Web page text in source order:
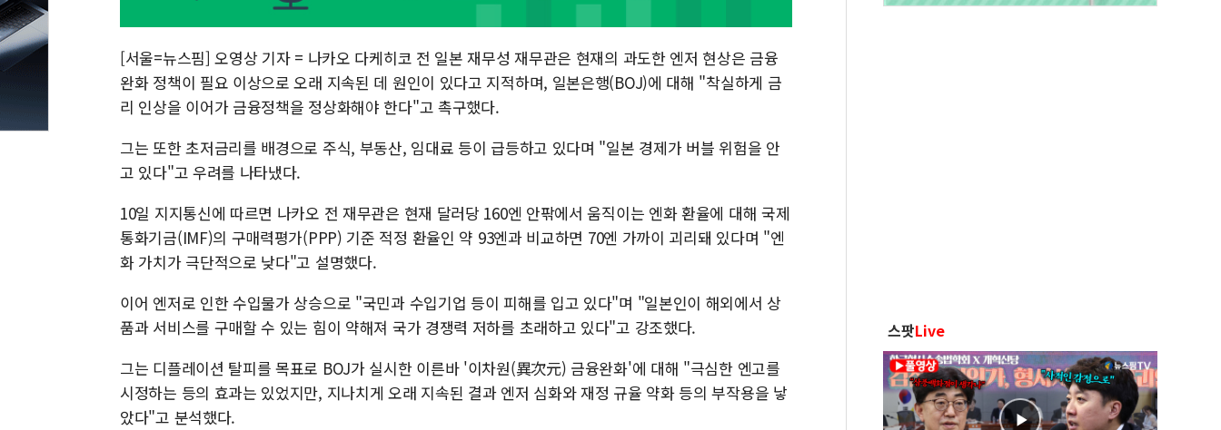
[서울=뉴스핌] 오영상 기자 = 나카오 다케히코 전 일본 재무성 재무관은 현재의 과도한 엔저 현상은 금융
완화 정책이 필요 이상으로 오래 지속된 데 원인이 있다고 지적하며, 일본은행(BOJ)에 대해 "착실하게 금
리 인상을 이어가 금융정책을 정상화해야 한다"고 촉구했다.
그는 또한 초저금리를 배경으로 주식, 부동산, 임대료 등이 급등하고 있다며 "일본 경제가 버블 위험을 안
고 있다"고 우려를 나타냈다.
10일 지지통신에 따르면 나카오 전 재무관은 현재 달러당 160엔 안팎에서 움직이는 엔화 환율에 대해 국제
통화기금(IMF)의 구매력평가(PPP) 기준 적정 환율인 약 93엔과 비교하면 70엔 가까이 괴리돼 있다며 "엔
화 가치가 극단적으로 낮다"고 설명했다.
이어 엔저로 인한 수입물가 상승으로 "국민과 수입기업 등이 피해를 입고 있다"며 "일본인이 해외에서 상
품과 서비스를 구매할 수 있는 힘이 약해져 국가 경쟁력 저하를 초래하고 있다"고 강조했다.
그는 디플레이션 탈피를 목표로 BOJ가 실시한 이른바 '이차원(異次元) 금융완화'에 대해 "극심한 엔고를
시정하는 등의 효과는 있었지만, 지나치게 오래 지속된 결과 엔저 심화와 재정 규율 약화 등의 부작용을 낳
았다"고 분석했다.
스팟Live